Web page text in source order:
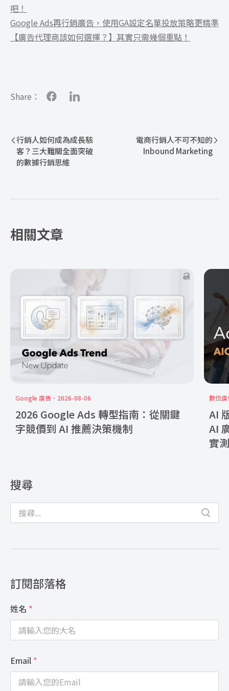
吧！
Google Ads再行銷廣告，使用GA設定名單投放策略更精準
【廣告代理商該如何選擇？】其實只需幾個重點！
Share：
行銷人如何成為成長駭
客？三大難關全面突破
的數據行銷思維
電商行銷人不可不知的
Inbound Marketing
相關文章
Google 廣告 2026-08-06
2026 Google Ads 轉型指南：從關鍵
字競價到 AI 推薦決策機制
數位
AI
AI
實測
搜尋
訂閱部落格
姓名 *
Email *